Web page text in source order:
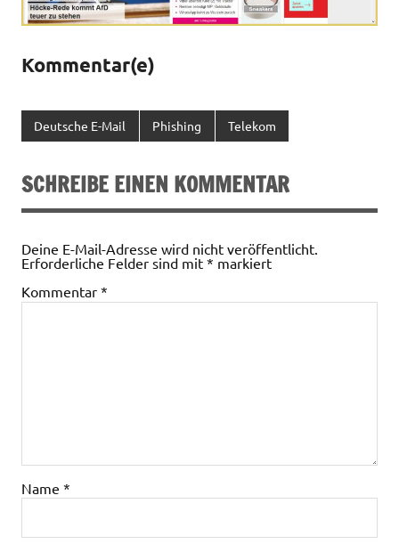
Kommentar(e)
Deutsche E-Mail Phishing Telekom
SCHREIBE EINEN KOMMENTAR
Deine E-Mail-Adresse wird nicht veröffentlicht.
Erforderliche Felder sind mit * markiert
Kommentar *
Name *